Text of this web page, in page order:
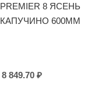
PREMIER 8 ЯСЕНЬ
КАПУЧИНО 600ММ
8 849.70 ₽